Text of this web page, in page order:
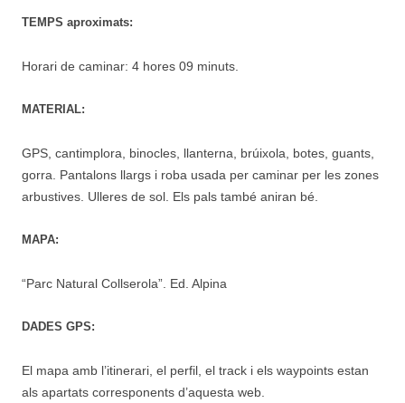
TEMPS aproximats:
Horari de caminar: 4 hores 09 minuts.
MATERIAL:
GPS, cantimplora, binocles, llanterna, brúixola, botes, guants,
gorra. Pantalons llargs i roba usada per caminar per les zones
arbustives. Ulleres de sol. Els pals també aniran bé.
MAPA:
“Parc Natural Collserola”. Ed. Alpina
DADES GPS:
El mapa amb l’itinerari, el perfil, el track i els waypoints estan
als apartats corresponents d’aquesta web.